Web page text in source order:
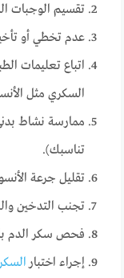
تقسيم الوجبات
عدم تخطي أو
اتباع تعليمات
السكري مثل
ممارسة نشاط
تناسبك).
تقليل جرعة
تجنب التدخين
فحص سكر الدم
إجراء اختبار